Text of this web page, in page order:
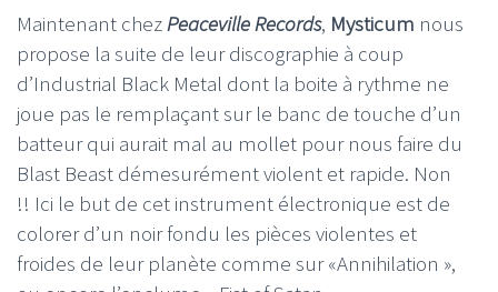
Maintenant chezPeaceville Records, Mysticum nous
propose la suite de leur discographie à coup
d’Industrial Black Metal dont la boite à rythme ne
joue pas le remplaçant sur le banc de touche d’un
batteur qui aurait mal au mollet pour nous faire du
Blast Beast démesurément violent et rapide. Non
!! Ici le but de cet instrument électronique est de
colorer d’un noir fondu les pièces violentes et
froides de leur planète comme sur «Annihilation »,